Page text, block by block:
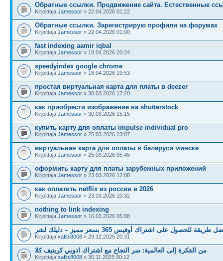
Обратные ссылки. Продвижение сайта. Естественные
Kirjoittaja Jamessor » 22.04.2026 01:22
Обратные ссылки. Зарегистрирую профили на форумах
Kirjoittaja Jamessor » 22.04.2026 01:00
fast indexing aamir iqbal
Kirjoittaja Jamessor » 18.04.2026 20:24
speedyindex google chrome
Kirjoittaja Jamessor » 18.04.2026 19:53
простая виртуальная карта для платы в deezer
Kirjoittaja Jamessor » 30.03.2026 17:20
как приобрести изображение на shutterstock
Kirjoittaja Jamessor » 30.03.2026 15:15
купить карту для оплаты impulse individual pro
Kirjoittaja Jamessor » 25.03.2026 23:07
виртуальная карта для оплаты в беларуси минске
Kirjoittaja Jamessor » 25.03.2026 05:45
оформить карту для платы зарубежных приложений
Kirjoittaja Jamessor » 23.03.2026 12:08
как оплатить netflix из россии в 2026
Kirjoittaja Jamessor » 23.03.2026 10:32
nothing to link indexing
Kirjoittaja Jamessor » 16.03.2026 05:08
طريقة للحصول على اشتراك أوفيس 365 بسعر مميز – دليلك لشر
Kirjoittaja xafibi8008 » 29.12.2025 20:31
من الفكرة إلى العالمية: سر النجاح مع اشتراك ادوبي كريتيف كلا
Kirjoittaja xafibi8008 » 30.11.2025 00:12